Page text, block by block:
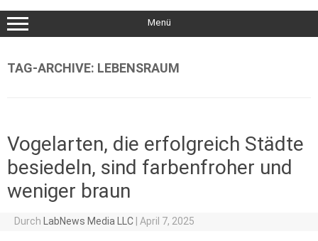
Menü
TAG-ARCHIVE: LEBENSRAUM
Vogelarten, die erfolgreich Städte
besiedeln, sind farbenfroher und
weniger braun
Durch LabNews Media LLC April 7, 2025